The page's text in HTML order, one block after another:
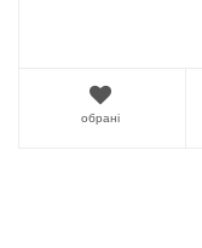
обрані